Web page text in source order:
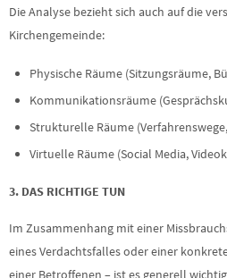
Die Analyse bezieht sich auch auf die
Kirchengemeinde:
Physische Räume (Sitzungsräume,
Kommunikationsräume
Strukturelle Räume
Virtuelle Räume (Social Media,
3. DAS RICHTIGE TUN
Im Zusammenhang mit einer
eines Verdachtsfalles oder einer
einer Betroffenen – ist es generell